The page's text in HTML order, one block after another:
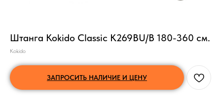
Штанга Kokido Classic K269BU/B 180-360 см.
Kokido
ЗАПРОСИТЬ НАЛИЧИЕ И ЦЕНУ